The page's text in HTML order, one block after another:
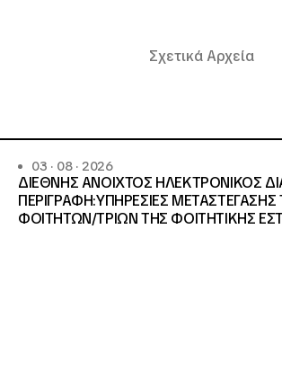
Σχετικά Αρχεία
03 · 08 · 2026
ΔΙΕΘΝΗΣ ΑΝΟΙΧΤΟΣ ΗΛΕΚΤΡΟΝΙΚΟΣ
ΠΕΡΙΓΡΑΦΗ:ΥΠΗΡΕΣΙΕΣ
ΦΟΙΤΗΤΩΝ/ΤΡΙΩΝ ΤΗΣ ΦΟΙΤΗΤΙΚΗΣ